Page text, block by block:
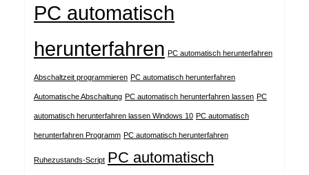
PC automatisch
herunterfahren PC automatisch herunterfahren
Abschaltzeit programmieren PC automatisch herunterfahren
Automatische Abschaltung PC automatisch herunterfahren lassen PC
automatisch herunterfahren lassen Windows 10 PC automatisch
herunterfahren Programm PC automatisch herunterfahren
Ruhezustands-Script PC automatisch